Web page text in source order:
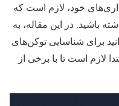
خود، لازم است که
باشید. در این مقاله، به
برای شناسایی توکن‌های
لازم است تا با برخی از